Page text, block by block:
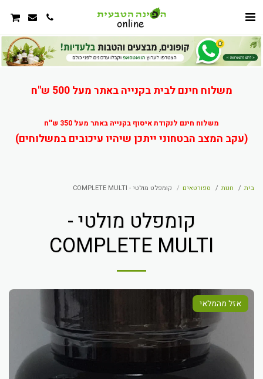
משלוח חינם לבית בקנייה באתר מעל 500 ש"ח
משלוח חינם לנקודת איסוף בקנייה באתר מעל 350 ש''ח
(עקב המצב הבטחוני ייתכן שיהיו עיכובים במשלוחים)
בית חנות ספורטאים קומפלט מולטי - COMPLETE MULTI
קומפלט מולטי -
COMPLETE MULTI
אזל מהמלאי